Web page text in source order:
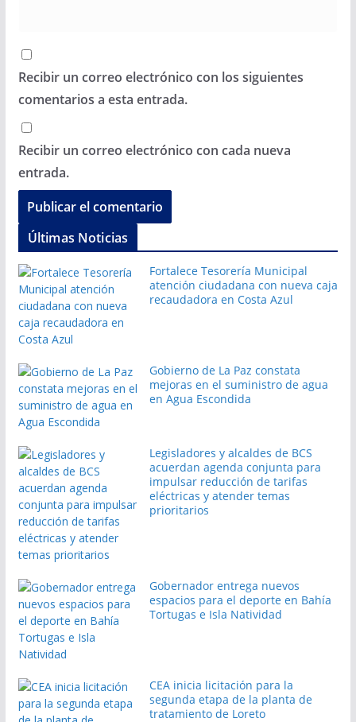
Recibir un correo electrónico con los siguientes
comentarios a esta entrada.
Recibir un correo electrónico con cada nueva
entrada.
Últimas Noticias
Fortalece Tesorería Municipal
atención ciudadana con nueva caja
recaudadora en Costa Azul
Gobierno de La Paz constata
mejoras en el suministro de agua
en Agua Escondida
Legisladores y alcaldes de BCS
acuerdan agenda conjunta para
impulsar reducción de tarifas
eléctricas y atender temas
prioritarios
Gobernador entrega nuevos
espacios para el deporte en Bahía
Tortugas e Isla Natividad
CEA inicia licitación para la
segunda etapa de la planta de
tratamiento de Loreto